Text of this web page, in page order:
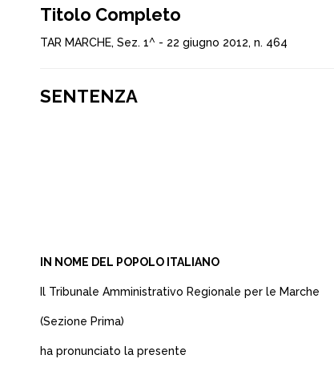
Titolo Completo
TAR MARCHE, Sez. 1^ - 22 giugno 2012, n. 464
SENTENZA
IN NOME DEL POPOLO ITALIANO
Il Tribunale Amministrativo Regionale per le Marche
(Sezione Prima)
ha pronunciato la presente